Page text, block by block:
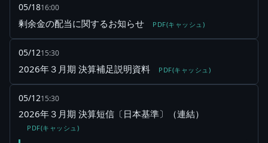
05/1816:00
剰余金の配当に関するお知らせ PDF(キャッシュ)
05/1215:30
2026年３月期 決算補足説明資料 PDF(キャッシュ)
05/1215:30
2026年３月期 決算短信〔日本基準〕（連結）
PDF(キャッシュ)